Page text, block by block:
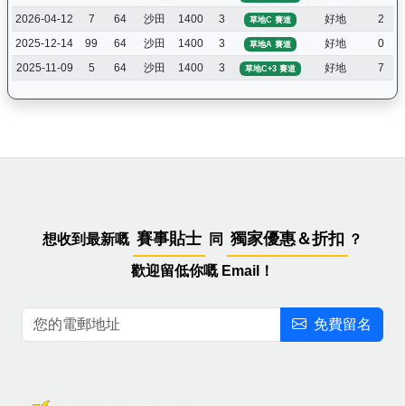
2026-04-12
7 64 沙田 1400 3 草地C 賽道 好地 2
2025-12-14
99 64 沙田 1400 3 草地A 賽道 好地 0
2025-11-09
5 64 沙田 1400 3 草地C+3 賽道 好地 7
想收到最新嘅 賽事貼士 同 獨家優惠＆折扣 ？
歡迎留低你嘅 Email！
免費留名